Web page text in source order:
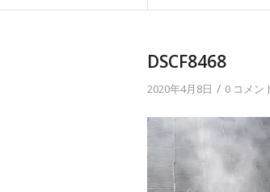
DSCF8468
2020年4月8日 / 0 コメン